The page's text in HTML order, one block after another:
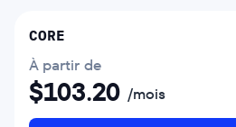
CORE
À partir de
$103.20 /mois